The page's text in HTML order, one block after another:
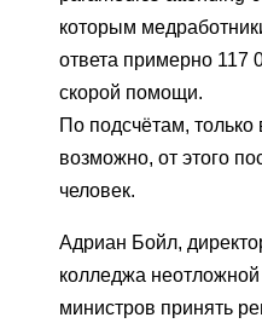
которым
ответа примерно 117
скорой помощи.
По подсчётам,
возможно, от этого
человек.
Адриан Бойл,
колледжа
министров принять